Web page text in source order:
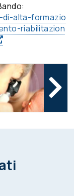
alta-formazio
riabilitazion